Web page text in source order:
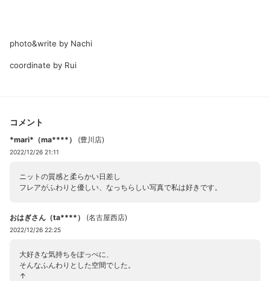
photo&write by Nachi
coordinate by Rui
コメント
*mari*（ma****） (豊川店)
2022/12/26 21:11
ニットの質感と柔らかい日差し
フレアがふわりと優しい、なっちらしい写真で私は好きです。
おはぎさん（ta****） (名古屋西店)
2022/12/26 22:25
大好きな気持ちをぽっぺに、
そんなふんわりとした空間でした。
↑